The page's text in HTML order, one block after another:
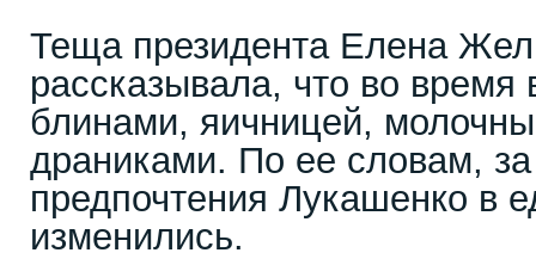
Теща президента Елена
рассказывала, что во время
блинами, яичницей,
драниками. По ее словам,
предпочтения Лукашенко в
изменились.